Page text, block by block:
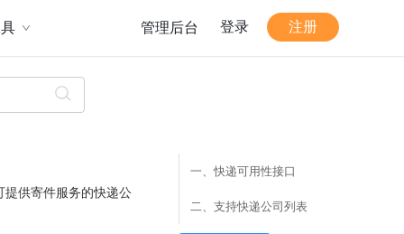
管理后台 登录 注册
提供寄件服务的快递公
一、快递可用性接口
二、支持快递公司列表